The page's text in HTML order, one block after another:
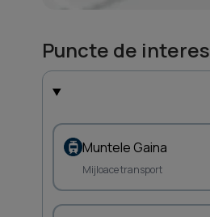
Puncte de interes
Muntele Gaina
Mijloace transport